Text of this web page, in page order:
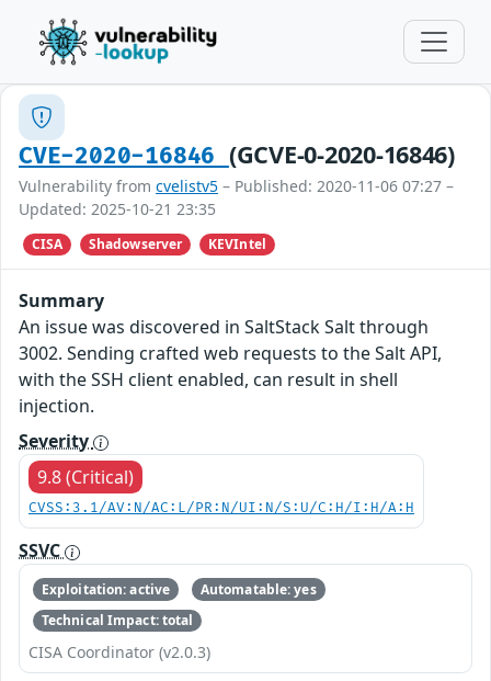
CVE-2020-16846 (GCVE-0-2020-16846)
Vulnerability from cvelistv5 – Published: 2020-11-06 07:27 –
Updated: 2025-10-21 23:35
CISA Shadowserver KEVIntel
Summary
An issue was discovered in SaltStack Salt through
3002. Sending crafted web requests to the Salt API,
with the SSH client enabled, can result in shell
injection.
Severity
9.8 (Critical)
CVSS:3.1/AV:N/AC:L/PR:N/UI:N/S:U/C:H/I:H/A:H
SSVC
Exploitation: active
Automatable: yes
Technical Impact: total
CISA Coordinator (v2.0.3)